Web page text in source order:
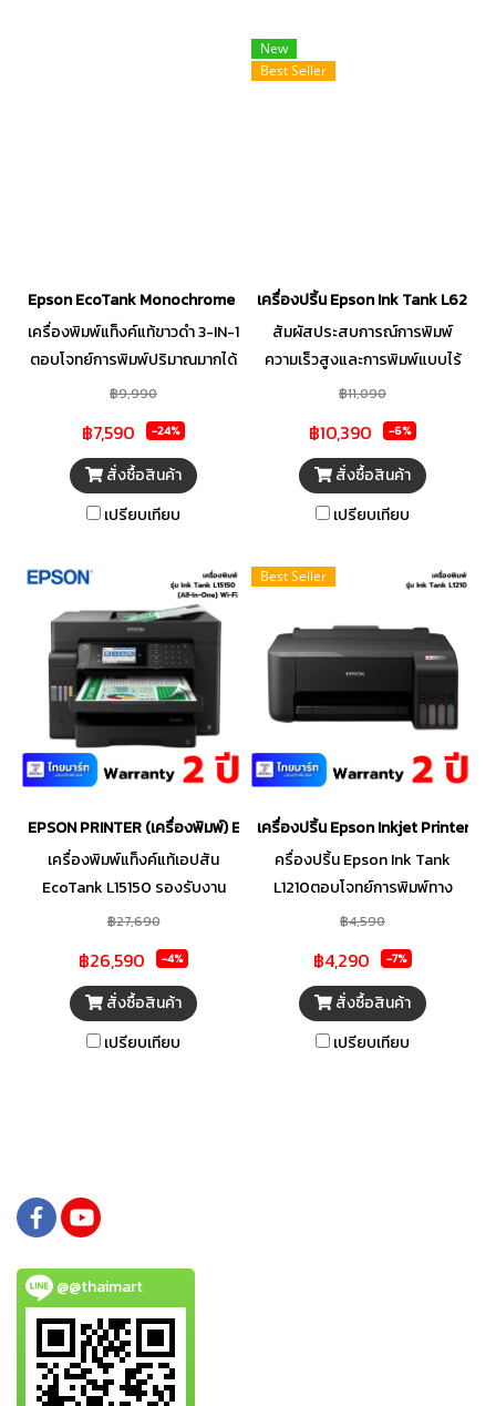
แบบไร้สาย เพียงดาวน์โหลด
แอปพลิเคชัน Epson Smart
Epson EcoTank Monochrome M2170 Ink Tank Printer
เครื่องพิมพ์แท็งค์แท้ขาวดำ 3-IN-1
ตอบโจทย์การพิมพ์ปริมาณมากได้
อย่างลงตัว ตอบโจทย์ความ
ได้อย่างลงตัว คุณภาพสูง ด้วย
เครื่องพิมพ์แท็งค์แท้ขาว
EcoTank M2170 มาพร้อม
เทคโนโลยีหัวพิมพ์
ในการพิมพ์ ขนาดกะทัดรัด
ประหยัดพลังงาน มาพร้อมฟังก์ชัน
3-IN-1 (พิมพ์, สแกน, ทำสำเนา) ให้
งานพิมพ์ประสิทธิภาพสูงด้วย
ความเร็วในการพิมพ์สูงถึง 20
รูปภาพต่อนาที รวมถึงการเชื่อม
ต่อ Ethernet ที่ดียิ่งขึ้น ด้วยขวด
หมึกเป็นเอกลักษณ์เฉพาะ ช่วยเติม
฿9,990
฿7,590 -24%
สั่งซื้อสินค้า
เปรียบเทียบ
New
Best Seller
เครื่องปริ้น Epson Ink Tank L6270
สัมผัสประสบการณ์การพิมพ์
ความเร็วสูงและการพิมพ์แบบไร้
ขอบได้สูงถึงขนาด A4 ด้วย
EcoTank L6270 มาพร้อมแท็งค์
หมึกภายในตัวเครื่อง ขนาด
กะทัดรัด ตอบโจทย์การใช้งานใน
สำนักงานที่มีพื้นที่จำกัดได้อย่าง
สามารถเติมหมึกได้ง่าย ไม่หก
พิมพ์สองหน้าอัตโนมัติ ช่วย
ประหยัดกระดาษได้มากถึง 50%
ให้คุณพิมพ์งานผ่านเครือข่ายได้
อย่างง่ายดายด้วย Epson
Connect หรือสั่งพิมพ์จากสมาร์ท
โฟนได้โดยตรง เพียงดาวน์โหลด
Panel รวมถึงตั้งค่าเครื่องพิมพ์ได้
อย่างง่ายดาย
฿11,090
฿10,390 -6%
สั่งซื้อสินค้า
เปรียบเทียบ
EPSON PRINTER (เครื่องพิมพ์) ECOTANK L15150 A3 WI-FI DUPLEX
เครื่องพิมพ์แท็งค์แท้เอปสัน
EcoTank L15150 รองรับงาน
พิมพ์ถึงขนาด A3 ขยายขีดจำกัด
ให้จำนวนงานพิมพ์สูงถึง 7,500
หน้า สำหรับการพิมพ์ขาวดำ และ
6,000 หน้า สำหรับการพิมพ์สี
฿27,690
฿26,590 -4%
สั่งซื้อสินค้า
เปรียบเทียบ
Best Seller
เครื่องปริ้น Epson Inkjet Printer
ครื่องปริ้น Epson Ink Tank
L1210ตอบโจทย์การพิมพ์ทาง
ธุรกิจได้อย่างลงตัว ให้งานพิมพ์
ประหยัดค่าใช้จ่าย รองรับงาน
พิมพ์ได้สูงถึง 4,500 หน้า สำหรับ
งานพิมพ์ขาวดำ และ 7,500 หน้า
สำหรับงานพิมพ์สี อีกทั้งยัง
฿4,590
฿4,290 -7%
สั่งซื้อสินค้า
เปรียบเทียบ
@@thaimart